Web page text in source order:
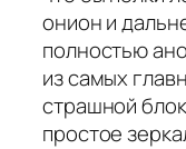
онион и
полностью
из самых
страшной
простое